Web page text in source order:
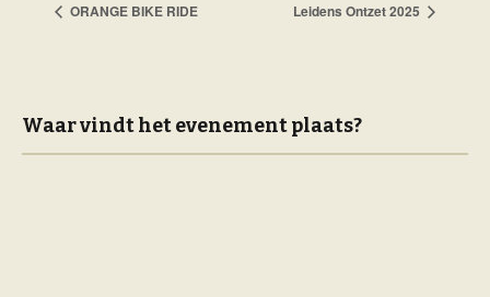
ORANGE BIKE RIDE Leidens Ontzet 2025
Waar vindt het evenement plaats?